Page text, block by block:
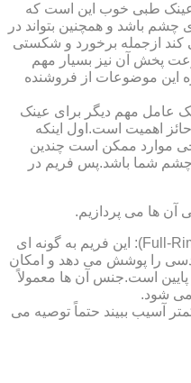
طبی خوب این است که
باشد و همچنین بتواند در
کند ازجمله برخورد و شکستی
پخش آن نیز بسیار مهم
این موضوعات از فروشنده
عامل مهم دیگر برای عینک
اهمیت است.اول اینکه
موارد ممکن است چندین
شما باشد.پس فریم در
آن ها می پردازیم.
عینک های با فریم های کامل (Full-Rimmed): این فریم به گونه ای
را پوشش می دهد و امکان
است.جنس آن ها معمولاً
می شود.
آسیب ببیند حتماً توصیه می